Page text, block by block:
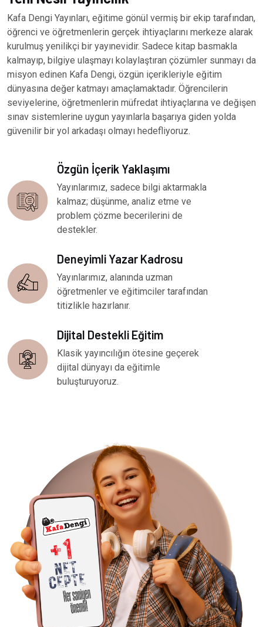
Kafa Dengi Yayınları, eğitime gönül vermiş bir ekip tarafından,
öğrenci ve öğretmenlerin gerçek ihtiyaçlarını merkeze alarak
kurulmuş yenilikçi bir yayınevidir. Sadece kitap basmakla
kalmayıp, bilgiye ulaşmayı kolaylaştıran çözümler sunmayı da
misyon edinen Kafa Dengi, özgün içerikleriyle eğitim
dünyasına değer katmayı amaçlamaktadır. Öğrencilerin
seviyelerine, öğretmenlerin müfredat ihtiyaçlarına ve değişen
sınav sistemlerine uygun yayınlarla başarıya giden yolda
güvenilir bir yol arkadaşı olmayı hedefliyoruz.
Özgün İçerik Yaklaşımı
Yayınlarımız, sadece bilgi aktarmakla
kalmaz; düşünme, analiz etme ve
problem çözme becerilerini de
destekler.
Deneyimli Yazar Kadrosu
Yayınlarımız, alanında uzman
öğretmenler ve eğitimciler tarafından
titizlikle hazırlanır.
Dijital Destekli Eğitim
Klasik yayıncılığın ötesine geçerek
dijital dünyayı da eğitimle
buluşturuyoruz.